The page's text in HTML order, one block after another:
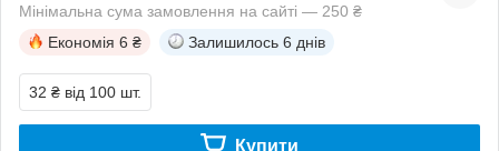
Мінімальна сума замовлення на сайті — 250 ₴
Економія 6 ₴ Залишилось 6 днів
32 ₴ від 100 шт.
Купити